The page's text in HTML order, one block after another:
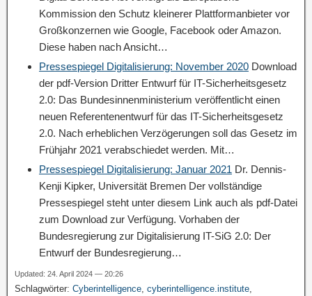
Kommission den Schutz kleinerer Plattformanbieter vor
Großkonzernen wie Google, Facebook oder Amazon.
Diese haben nach Ansicht…
Pressespiegel Digitalisierung: November 2020 Download
der pdf-Version Dritter Entwurf für IT-Sicherheitsgesetz
2.0: Das Bundesinnenministerium veröffentlicht einen
neuen Referentenentwurf für das IT-Sicherheitsgesetz
2.0. Nach erheblichen Verzögerungen soll das Gesetz im
Frühjahr 2021 verabschiedet werden. Mit…
Pressespiegel Digitalisierung: Januar 2021 Dr. Dennis-
Kenji Kipker, Universität Bremen Der vollständige
Pressespiegel steht unter diesem Link auch als pdf-Datei
zum Download zur Verfügung. Vorhaben der
Bundesregierung zur Digitalisierung IT-SiG 2.0: Der
Entwurf der Bundesregierung…
Updated: 24. April 2024 — 20:26
Schlagwörter: Cyberintelligence, cyberintelligence.institute,